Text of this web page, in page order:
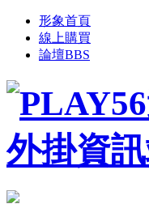
形象首頁
線上購買
論壇BBS